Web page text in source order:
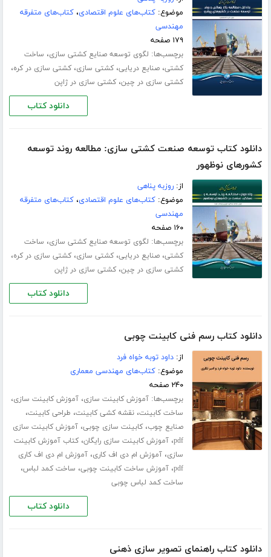
موضوع:کتاب‌های علوم اقتصادی،کتاب‌های متفرقه
مهندسی
۱۷۹ صفحه
برچسب‌ها: لگوی توسعه صنایع کشتی‏ سازی، ساخت
کشتی،صنایع دریایی،کشتی سازی،کشتی سازی در کره،
کشتی سازی در چین،کشتی سازی در ژاپن
دانلود کتاب
دانلود کتاب توسعه صنعت کشتی سازی: مطالعه روند توسعه
کشورهای نوظهور
از:روزبه پناهی
موضوع:کتاب‌های علوم اقتصادی،کتاب‌های متفرقه
مهندسی
۱۶۰ صفحه
برچسب‌ها: لگوی توسعه صنایع کشتی‏ سازی، ساخت
کشتی،صنایع دریایی،کشتی سازی،کشتی سازی در کره،
کشتی سازی در چین،کشتی سازی در ژاپن
دانلود کتاب
دانلود کتاب رسم فنی کابینت چوبی
از:داود توبه خواه فرد
موضوع:کتاب‌های مهندسی معماری
۲۴۰ صفحه
برچسب‌ها:آموزش کابینت سازی،آموزش کابینت سازی،
ساخت کابینت،نقشه کشی کابینت، طراحی کابینت،
صنایع چوب،کابینت سازی چوبی،آموزش کابینت سازی
pdf،آموزش کابینت سازی رایگان،کتاب آموزش کابینت
سازی،آموزش ام دی اف کاری،آموزش ام دی اف کاری
pdf،آموزش ساخت کابینت چوبی، ساخت کمد لباس،
ساخت کمد لباس چوبی
دانلود کتاب
دانلود کتاب راهنمای تصویر سازی ذهنی